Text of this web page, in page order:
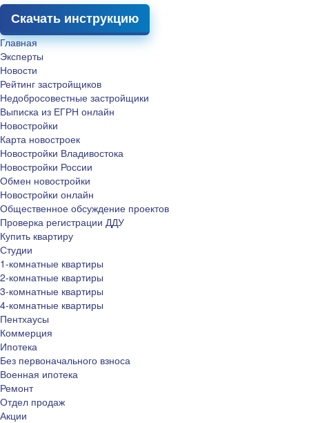
Скачать инструкцию
Главная
Эксперты
Новости
Рейтинг застройщиков
Недобросовестные застройщики
Выписка из ЕГРН онлайн
Новостройки
Карта новостроек
Новостройки Владивостока
Новостройки России
Обмен новостройки
Новостройки онлайн
Общественное обсуждение проектов
Проверка регистрации ДДУ
Купить квартиру
Студии
1-комнатные квартиры
2-комнатные квартиры
3-комнатные квартиры
4-комнатные квартиры
Пентхаусы
Коммерция
Ипотека
Без первоначального взноса
Военная ипотека
Ремонт
Отдел продаж
Акции